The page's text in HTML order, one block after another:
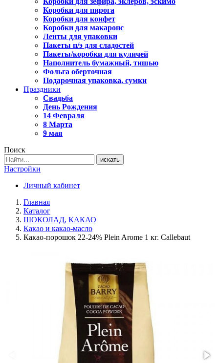
Коробки для пирога
Коробки для конфет
Коробки для макаронс
Ленты для упаковки
Пакеты п/э для сладостей
Пакеты/коробки для куличей
Наполнитель бумажный, тишью
Фольга оберточная
Подарочная упаковка, сумки
Праздники
Свадьба
День Рождения
14 Февраля
8 Марта
9 мая
Поиск
искать
Настройки
Личный кабинет
Главная
Каталог
ШОКОЛАД, КАКАО
Какао и какао-масло
Какао-порошок 22-24% Plein Arome 1 кг. Callebaut